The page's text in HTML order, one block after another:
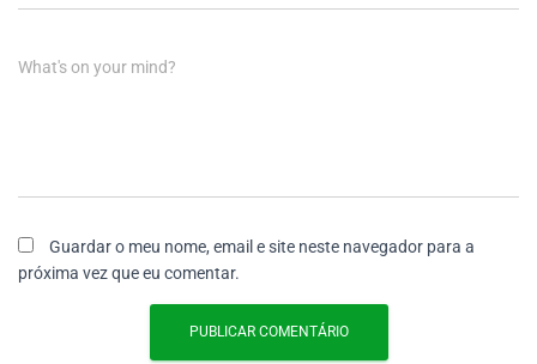
What's on your mind?
Guardar o meu nome, email e site neste navegador para a
próxima vez que eu comentar.